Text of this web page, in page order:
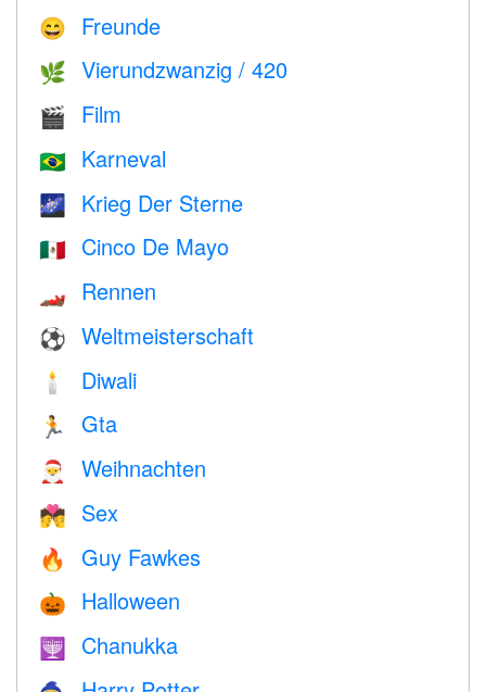
😄 Freunde
🌿 Vierundzwanzig / 420
🎬 Film
🇧🇷 Karneval
🌌 Krieg Der Sterne
🇲🇽 Cinco De Mayo
🏎 Rennen
⚽ Weltmeisterschaft
🕯 Diwali
🏃 Gta
🎅 Weihnachten
💏 Sex
🔥 Guy Fawkes
🎃 Halloween
🕎 Chanukka